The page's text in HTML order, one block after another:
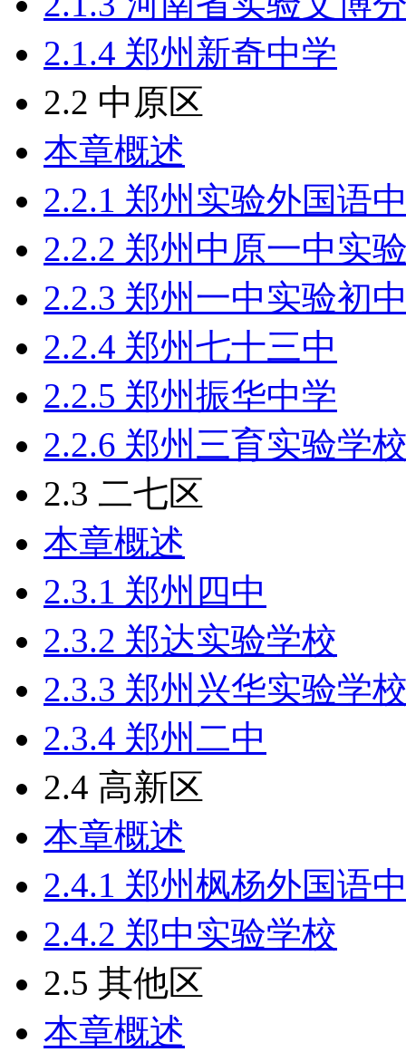
2.1.4 郑州新奇中学
2.2 中原区
本章概述
2.2.1 郑州实验外国语
2.2.2 郑州中原一中实
2.2.3 郑州一中实验初
2.2.4 郑州七十三中
2.2.5 郑州振华中学
2.2.6 郑州三育实验学
2.3 二七区
本章概述
2.3.1 郑州四中
2.3.2 郑达实验学校
2.3.3 郑州兴华实验学
2.3.4 郑州二中
2.4 高新区
本章概述
2.4.1 郑州枫杨外国语
2.4.2 郑中实验学校
2.5 其他区
本章概述